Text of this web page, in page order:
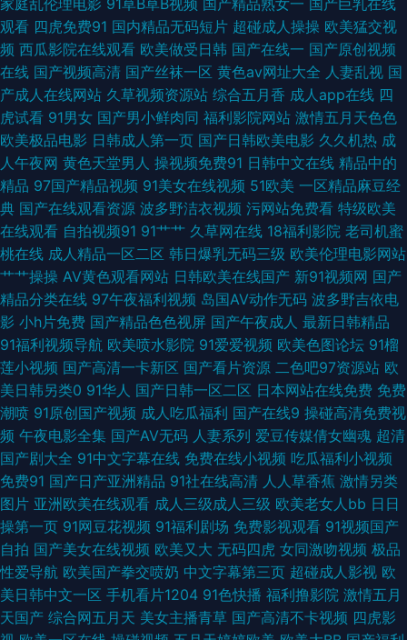
美综合导航 性爱av免费在线 视频列表国产传媒 日美韩三级 吃瓜福利导航 国
产专区欧美 福利姬在线视频91 www狠狠撸 91网站直接观看 91福利在 91炮
图在线播放 91大神图片 新五月天情色 日韩激情网页 欧韩A片 密桃视频免费
看 青草成人在线视频 欧美性爱网1 狼友集中营一本道 日韩激情网址 韩日欧
美好看剧 日韩成人操 久热99 国产玖玖爱日韩 精品久久97麻豆 黑丝美女糖心
自慰 国产ts在线观看 东方AV在线一 国产视频在线播放 欧美操妣一区二区 91
欧美传媒 黄射网站 91大神天堂男人 国产夜夜爽 日韩理论片观看 91国内在线
视频 av日韩伊人 91娱乐91视视频 91社区色色网 91大神麻豆精品 亚洲色午
夜 91国产黑丝 91乱码久久 91福利址在线观看 一本本日无码 色五月丁香麻豆
日韩A视频 日韩亚洲网址 欧美黄色网在线 黄色亚洲 青青草原成人在线免费
日日网站 欧美男女网站 欧美精品性交 九1免费网页直接观看 久久精彩视频
国产又黄又粗又硬视频 国产精品久久av 玖玖资源影音先锋 日韩熟妇网 日美
A∨ 性爱剧场 91色蝌蚪导航 先锋影音AV资源野外 国产专区一区二区 日本超
踫 91po在线观看 欧美一级AAAAAA 91午夜福利 蜜臀福利91av网 四虎导航
观看 四虎免费91 国内精品无码短片 超碰成人操操 欧美猛交视
频 西瓜影院在线观看 欧美做受日韩 国产在线一 国产原创视频
在线 国产视频高清 国产丝袜一区 黄色av网址大全 人妻乱视 国
产成人在线网站 久草视频资源站 综合五月香 成人app在线 四
虎试看 91男女 国产男小鲜肉同 福利影院网站 激情五月天色色
欧美极品电影 日韩成人第一页 国产日韩欧美电影 久久机热 成
人午夜网 黄色天堂男人 操视频免费91 日韩中文在线 精品中的
精品 97国产精品视频 91美女在线视频 51欧美 一区精品麻豆经
典 国产在线观看资源 波多野洁衣视频 污网站免费看 特级欧美
在线观看 自拍视频91 91艹艹 久草网在线 18福利影院 老司机蜜
桃在线 成人精品一区二区 韩日爆乳无码三级 欧美伦理电影网站
艹艹操操 AV黄色观看网站 日韩欧美在线国产 新91视频网 国产
精品分类在线 97午夜福利视频 岛国AV动作无码 波多野吉依电
影 小h片免费 国产精品色色视屏 国产午夜成人 最新日韩精品
91福利视频导航 欧美喷水影院 91爱爱视频 欧美色图论坛 91榴
莲小视频 国产高清一卡新区 国产看片资源 二色吧97资源站 欧
美日韩另类0 91华人 国产日韩一区二区 日本网站在线免费 免费
潮喷 91原创国产视频 成人吃瓜福利 国产在线9 操碰高清免费视
频 午夜电影全集 国产AV无码 人妻系列 爱豆传媒倩女幽魂 超清
国产剧大全 91中文字幕在线 免费在线小视频 吃瓜福利小视频
免费91 国产日产亚洲精品 91社在线高清 人人草香蕉 激情另类
图片 亚洲欧美在线观看 成人三级成人三级 欧美老女人bb 日日
操第一页 91网豆花视频 91福利剧场 免费影视观看 91视频国产
自拍 国产美女在线视频 欧美又大 无码四虎 女同激吻视频 极品
性爱导航 欧美国产拳交喷奶 中文字幕第三页 超碰成人影视 欧
美日韩中文一区 手机看片1204 91色快播 福利撸影院 激情五月
天国产 综合网五月天 美女主播青草 国产高清不卡视频 四虎影